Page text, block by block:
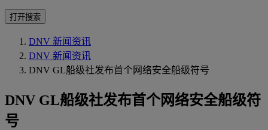
打开搜索
DNV 新闻资讯
DNV 新闻资讯
DNV GL船级社发布首个网络安全船级符号
DNV GL船级社发布首个网络安全船级符
号